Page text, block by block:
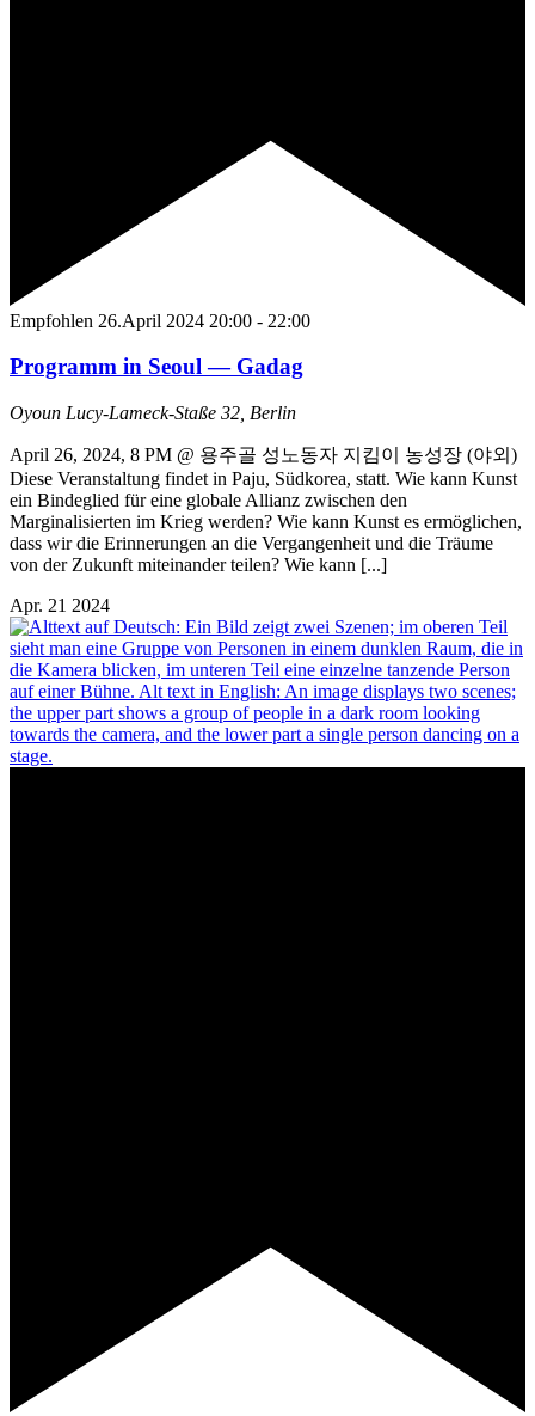
Empfohlen 26.April 2024 20:00 - 22:00
Programm in Seoul — Gadag
Oyoun Lucy-Lameck-Staße 32, Berlin
April 26, 2024, 8 PM @ 용주골 성노동자 지킴이 농성장 (야외)
Diese Veranstaltung findet in Paju, Südkorea, statt. Wie kann Kunst
ein Bindeglied für eine globale Allianz zwischen den
Marginalisierten im Krieg werden? Wie kann Kunst es ermöglichen,
dass wir die Erinnerungen an die Vergangenheit und die Träume
von der Zukunft miteinander teilen? Wie kann [...]
Apr. 21 2024